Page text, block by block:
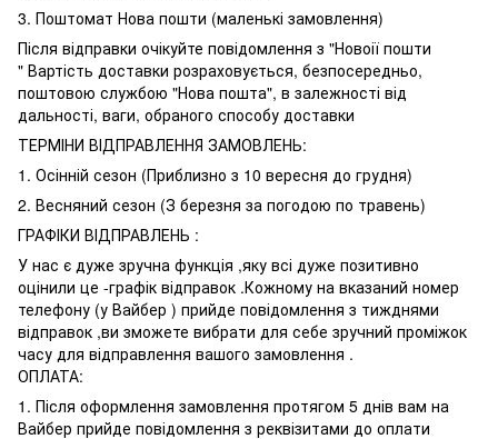
3. Поштомат Нова пошти (маленькі замовлення)
Після відправки очікуйте повідомлення з "Новоії пошти
" Вартість доставки розраховується, безпосередньо,
поштовою службою "Нова пошта", в залежності від
дальності, ваги, обраного способу доставки
ТЕРМІНИ ВІДПРАВЛЕННЯ ЗАМОВЛЕНЬ:
1. Осінній сезон (Приблизно з 10 вересня до грудня)
2. Весняний сезон (З березня за погодою по травень)
ГРАФІКИ ВІДПРАВЛЕНЬ :
У нас є дуже зручна функція ,яку всі дуже позитивно
оцінили це -графік відправок .Кожному на вказаний номер
телефону (у Вайбер ) прийде повідомлення з тижднями
відправок ,ви зможете вибрати для себе зручний проміжок
часу для відправлення вашого замовлення .
ОПЛАТА:
1. Після оформлення замовлення протягом 5 днів вам на
Вайбер прийде повідомлення з реквізитами до оплати